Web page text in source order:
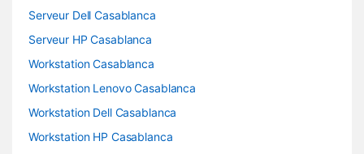
Serveur Dell Casablanca
Serveur HP Casablanca
Workstation Casablanca
Workstation Lenovo Casablanca
Workstation Dell Casablanca
Workstation HP Casablanca